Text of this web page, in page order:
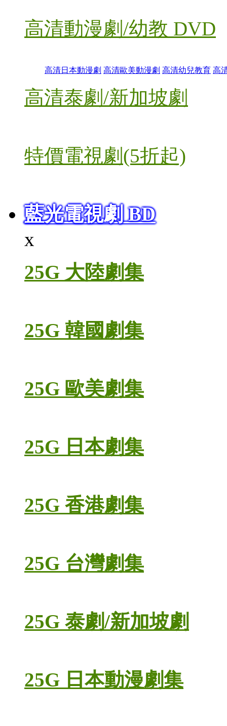
高清動漫劇/幼教 DVD
高清日本動漫劇 高清歐美動漫劇 高清幼兒教育 高
高清泰劇/新加坡劇
特價電視劇(5折起)
藍光電視劇 BD
x
25G 大陸劇集
25G 韓國劇集
25G 歐美劇集
25G 日本劇集
25G 香港劇集
25G 台灣劇集
25G 泰劇/新加坡劇
25G 日本動漫劇集